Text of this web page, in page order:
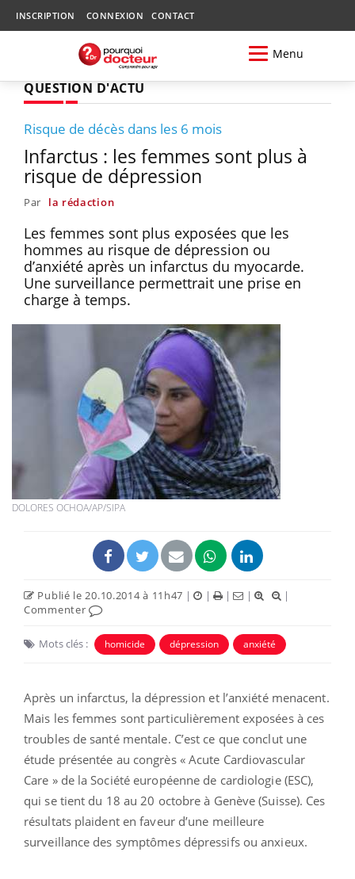
INSCRIPTION CONNEXION CONTACT
Menu
QUESTION D'ACTU
Risque de décès dans les 6 mois
Infarctus : les femmes sont plus à
risque de dépression
Par la rédaction
Les femmes sont plus exposées que les
hommes au risque de dépression ou
d’anxiété après un infarctus du myocarde.
Une surveillance permettrait une prise en
charge à temps.
DOLORES OCHOA/AP/SIPA
Publié le 20.10.2014 à 11h47 | | | |
|
Commenter
Mots clés : homicide dépression anxiété
Après un infarctus, la dépression et l’anxiété menacent.
Mais les femmes sont particulièrement exposées à ces
troubles de santé mentale. C’est ce que conclut une
étude présentée au congrès « Acute Cardiovascular
Care » de la Société européenne de cardiologie (ESC),
qui se tient du 18 au 20 octobre à Genève (Suisse). Ces
résultats plaident en faveur d’une meilleure
surveillance des symptômes dépressifs ou anxieux.